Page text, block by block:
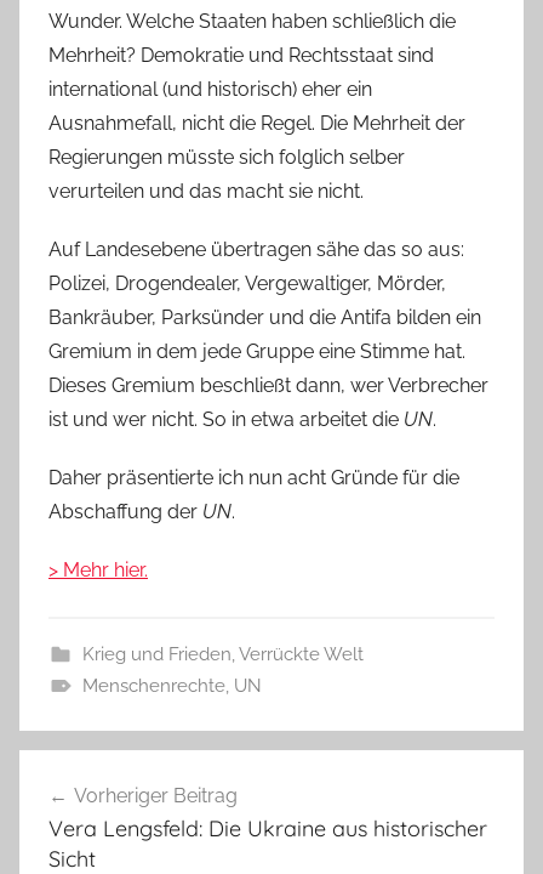
Wunder. Welche Staaten haben schließlich die
Mehrheit? Demokratie und Rechtsstaat sind
international (und historisch) eher ein
Ausnahmefall, nicht die Regel. Die Mehrheit der
Regierungen müsste sich folglich selber
verurteilen und das macht sie nicht.
Auf Landesebene übertragen sähe das so aus:
Polizei, Drogendealer, Vergewaltiger, Mörder,
Bankräuber, Parksünder und die Antifa bilden ein
Gremium in dem jede Gruppe eine Stimme hat.
Dieses Gremium beschließt dann, wer Verbrecher
ist und wer nicht. So in etwa arbeitet die UN.
Daher präsentierte ich nun acht Gründe für die
Abschaffung der UN.
> Mehr hier.
Krieg und Frieden,Verrückte Welt
Menschenrechte, UN
Vorheriger Beitrag
Vera Lengsfeld: Die Ukraine aus historischer
Sicht